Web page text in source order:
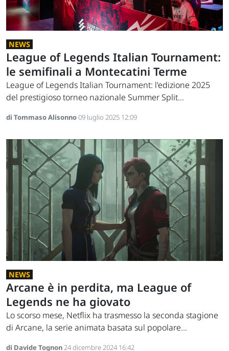
NEWS
League of Legends Italian Tournament:
le semifinali a Montecatini Terme
League of Legends Italian Tournament: l'edizione 2025
del prestigioso torneo nazionale Summer Split...
di Tommaso Alisonno09 luglio 2025 12:09
NEWS
Arcane è in perdita, ma League of
Legends ne ha giovato
Lo scorso mese, Netflix ha trasmesso la seconda stagione
di Arcane, la serie animata basata sul popolare...
di Davide Tognon24 dicembre 2024 16:42